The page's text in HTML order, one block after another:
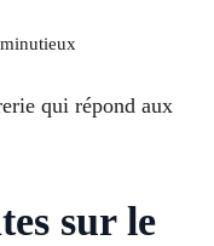
qui répond aux
sur le